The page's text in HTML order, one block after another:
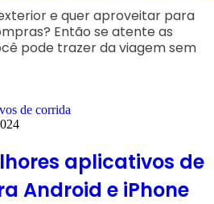
e quer aproveitar para
Então se atente as
pode trazer da viagem sem
aplicativos de
Android e iPhone